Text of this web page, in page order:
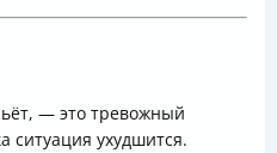
— это тревожный
ситуация ухудшится.